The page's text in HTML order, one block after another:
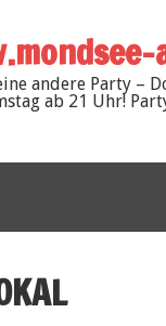
andere Party –
ab 21 Uhr!